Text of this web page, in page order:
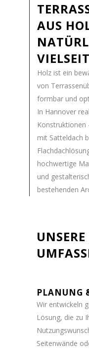
AUS
Holz ist ein
von
formbar und
In Hannover
Konstruktionen
mit Satteldach
hochwertige
und
bestehenden
PLANUNG
Wir entwickeln
Lösung, die zu
Seitenwände